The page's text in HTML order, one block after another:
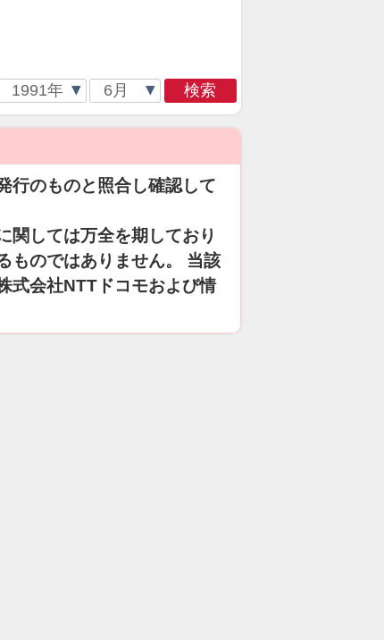
検索
行のものと照合し確認して
関しては万全を期しており
ものではありません。 当該
式会社NTTドコモおよび情